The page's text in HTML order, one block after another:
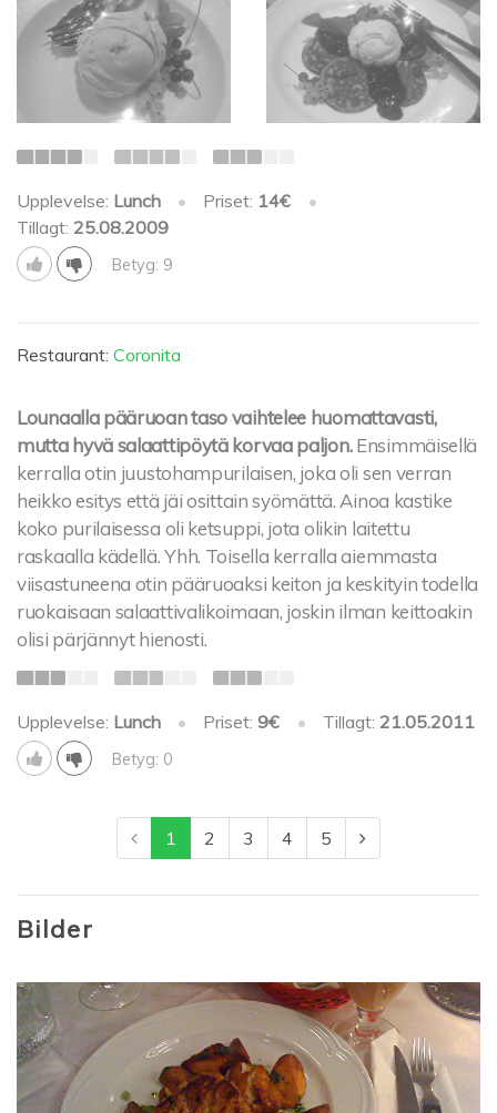
Upplevelse: Lunch • Priset: 14€
•
Tillagt: 25.08.2009
Betyg: 9
Restaurant: Coronita
Lounaalla pääruoan taso vaihtelee huomattavasti,
mutta hyvä salaattipöytä korvaa paljon. Ensimmäisellä
kerralla otin juustohampurilaisen, joka oli sen verran
heikko esitys että jäi osittain syömättä. Ainoa kastike
koko purilaisessa oli ketsuppi, jota olikin laitettu
raskaalla kädellä. Yhh. Toisella kerralla aiemmasta
viisastuneena otin pääruoaksi keiton ja keskityin todella
ruokaisaan salaattivalikoimaan, joskin ilman keittoakin
olisi pärjännyt hienosti.
Upplevelse: Lunch • Priset:9€ • Tillagt: 21.05.2011
Betyg: 0
1 2 3 4 5
Bilder